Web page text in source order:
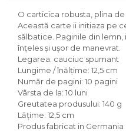
O carticica robusta, plina de
Această carte ii initiaza pe
sălbatice. Paginile din lemn,
înțeles și ușor de manevrat.
Legarea: cauciuc spumant
Lungime / înălțime: 12,5 cm
Număr de pagini: 10 pagini
Vârsta de la: 10 luni
Greutatea produsului: 140 g
Lățime: 12,5 cm
Produs fabricat in Germania